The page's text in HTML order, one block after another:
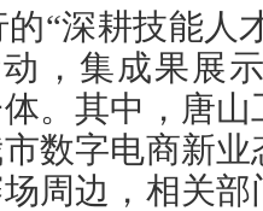
“深耕技能人
，集成果展
。其中，唐
数字电商新
周边，相关